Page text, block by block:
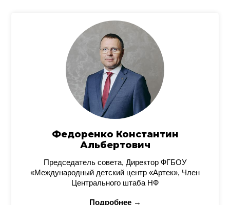
Федоренко Константин
Альбертович
Председатель совета, Директор ФГБОУ
«Международный детский центр «Артек», Член
Центрального штаба НФ
Подробнее →